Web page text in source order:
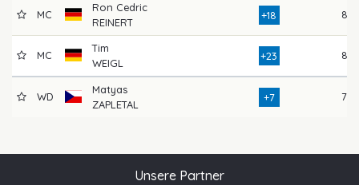
MC
Ron Cedric
REINERT
+18 82
MC
Tim
WEIGL
+23 86
WD
Matyas
ZAPLETAL
+7 79
Unsere Partner